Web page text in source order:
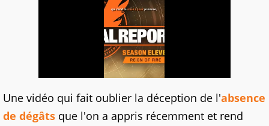
Une vidéo qui fait oublier la déception de l'absence
de dégâts que l'on a appris récemment et rend